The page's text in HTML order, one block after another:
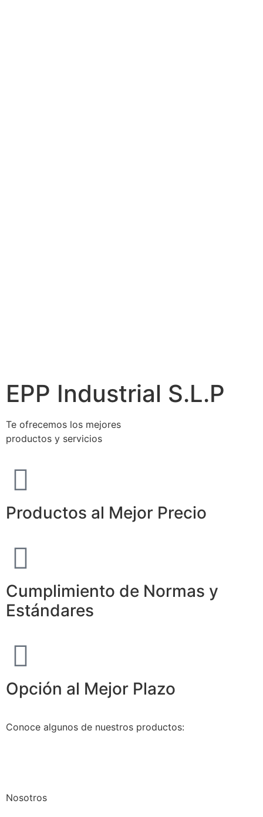
EPP Industrial S.L.P
Te ofrecemos los mejores
productos y servicios
Productos al Mejor Precio
Cumplimiento de Normas y
Estándares
Opción al Mejor Plazo
Conoce algunos de nuestros productos:
Nosotros